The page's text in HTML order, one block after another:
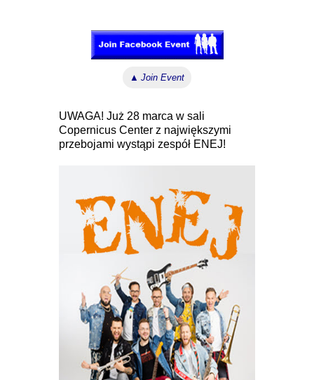
▲ Join Event
UWAGA! Już 28 marca w sali
Copernicus Center z największymi
przebojami wystąpi zespół ENEJ!